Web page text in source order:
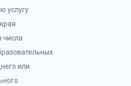
услугу
числа
или